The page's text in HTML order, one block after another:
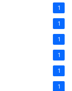
1
1
1
1
1
1